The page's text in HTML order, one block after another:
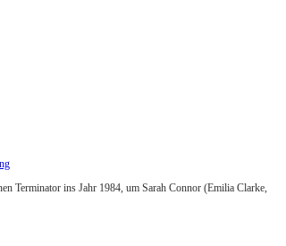
Terminator ins Jahr 1984, um Sarah Connor (Emilia Clarke,